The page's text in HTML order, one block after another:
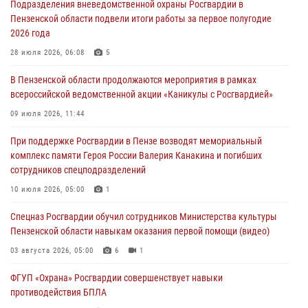
День ВДВ в Пензе
В Пензе сотрудники Росгвардии задержали мужчину, который
дома
03 августа 2026, 05:59
службы
03 августа 2026, 05:15
Спецназ Росгвардии обучил сотрудников Министерства культуры
03 августа 2026, 05:00 1
Подразделения вневедомственной охраны Росгвардии в
Пензенской области подвели итоги работы за первое полугодие
2026 года
28 июля 2026, 06:08 5
В Пензенской области продолжаются мероприятия в рамках
всероссийской ведомственной акции «Каникулы с Росгвардией»
09 июля 2026, 11:44
При поддержке Росгвардии в Пензе возводят мемориальный
комплекс памяти Героя России Валерия Канакина и погибших
сотрудников спецподразделений
10 июля 2026, 05:00 1
Спецназ Росгвардии обучил сотрудников Министерства культуры
Пензенской области навыкам оказания первой помощи (видео)
03 августа 2026, 05:00 6 1
ФГУП «Охрана» Росгвардии совершенствует навыки
противодействия БПЛА